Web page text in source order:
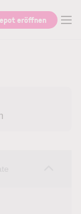
Aktie, Autor...
eröffnen